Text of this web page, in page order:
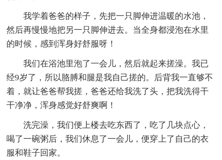
我学着爸爸的样子，先把一只脚伸进温暖的水池，
然后再慢慢地把另一只脚伸进去。当全身都浸泡在水里
的时候，感到浑身好舒服呀！
我们在浴池里泡了一会儿，然后就起来搓澡。我已
经9岁了，所以胳膊和腿是我自己搓的。后背我一直够不
着，就让爸爸帮我搓，爸爸还给我洗了头，把我洗得干
干净净，浑身感觉好舒爽啊！
洗完澡，我们便上楼去吃东西了，吃了几块点心，
喝了一碗粥后，我们休息了一会儿，便穿上了自己的衣
服和鞋子回家。